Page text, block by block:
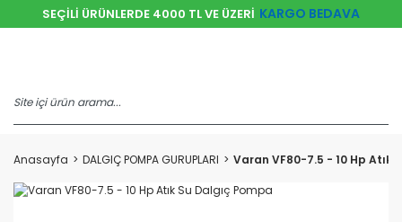
SEÇİLİ ÜRÜNLERDE 4000 TL VE ÜZERİ KARGO BEDAVA
Anasayfa DALGIÇ POMPA GURUPLARI Varan VF80-7.5 - 10 Hp Atık